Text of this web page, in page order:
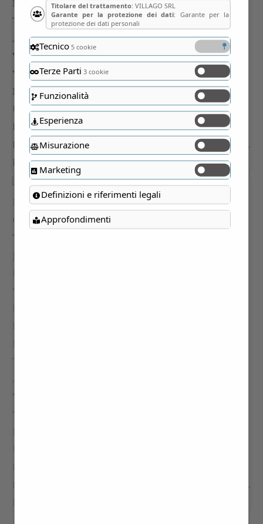
Titolare del trattamento: VILLAGO SRL
Garante per la protezione dei dati: Garante per la
protezione dei dati personali
Tecnico5 cookie
Terze Parti 3 cookie
Funzionalità
Esperienza
Misurazione
Marketing
Definizioni e riferimenti legali
Approfondimenti